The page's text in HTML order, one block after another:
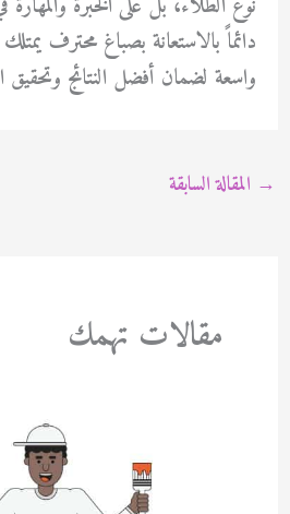
دائماً بالاستعانة بصباغ محترف
واسعة لضمان أفضل النتائج وتحقيق
→ المقالة السابقة
مقالات تهمك